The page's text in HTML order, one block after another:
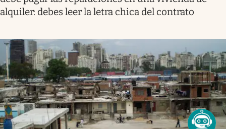
alquiler: debes leer la letra chica del contrato